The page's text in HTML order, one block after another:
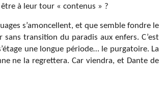
à leur tour « contenus » ?
s’amoncellent, et que semble fondre le
transition du paradis aux enfers. C’est
une longue période… le purgatoire. La
ne la regrettera. Car viendra, et Dante de